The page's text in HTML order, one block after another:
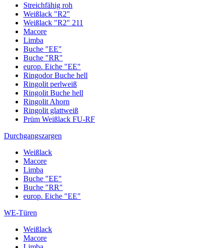
Streichfähig roh
Weißlack "R2"
Weißlack "R2" 211
Macore
Limba
Buche "EE"
Buche "RR"
europ. Eiche "EE"
Ringodor Buche hell
Ringolit perlweiß
Ringolit Buche hell
Ringolit Ahorn
Ringolit glattweiß
Prüm Weißlack FU-RF
Durchgangszargen
Weißlack
Macore
Limba
Buche "EE"
Buche "RR"
europ. Eiche "EE"
WE-Türen
Weißlack
Macore